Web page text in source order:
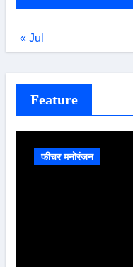
« Jul
Feature
फीचर मनोरंजन